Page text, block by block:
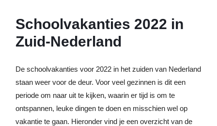
Schoolvakanties 2022 in
Zuid-Nederland
De schoolvakanties voor 2022 in het zuiden van Nederland
staan weer voor de deur. Voor veel gezinnen is dit een
periode om naar uit te kijken, waarin er tijd is om te
ontspannen, leuke dingen te doen en misschien wel op
vakantie te gaan. Hieronder vind je een overzicht van de